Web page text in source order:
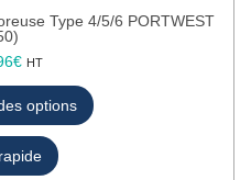
p
l
u
s
i
e
u
Type 4/5/6 PORTWEST
€ HT
options
C
e
p
r
o